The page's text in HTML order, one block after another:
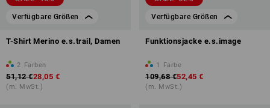
Verfügbare Größen
T-Shirt Merino e.s.trail, Damen
2 Farben
51,12 €28,05 €
(m. MwSt.)
Verfügbare Größen
Funktionsjacke e.s.image
1 Farbe
109,68 €52,45 €
(m. MwSt.)